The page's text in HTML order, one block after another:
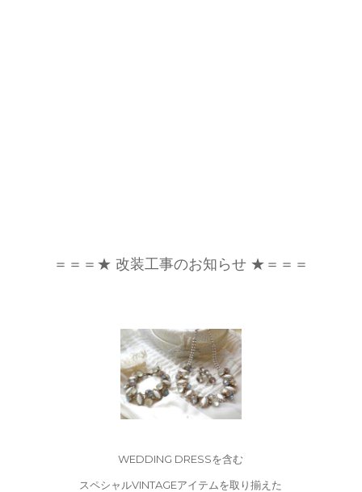
＝＝＝★ 改装工事のお知らせ ★＝＝＝
WEDDING DRESSを含む
スペシャルVINTAGEアイテムを取り揃えた